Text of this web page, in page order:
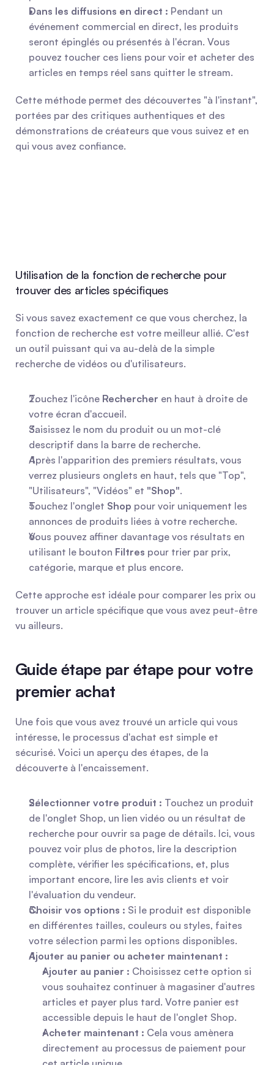
Dans les diffusions en direct : Pendant un
événement commercial en direct, les produits
seront épinglés ou présentés à l'écran. Vous
pouvez toucher ces liens pour voir et acheter des
articles en temps réel sans quitter le stream.
Cette méthode permet des découvertes "à l'instant",
portées par des critiques authentiques et des
démonstrations de créateurs que vous suivez et en
qui vous avez confiance.
Utilisation de la fonction de recherche pour
trouver des articles spécifiques
Si vous savez exactement ce que vous cherchez, la
fonction de recherche est votre meilleur allié. C'est
un outil puissant qui va au-delà de la simple
recherche de vidéos ou d'utilisateurs.
Touchez l'icône Rechercher en haut à droite de
votre écran d'accueil.
Saisissez le nom du produit ou un mot-clé
descriptif dans la barre de recherche.
Après l'apparition des premiers résultats, vous
verrez plusieurs onglets en haut, tels que "Top",
"Utilisateurs", "Vidéos" et "Shop".
Touchez l'onglet Shop pour voir uniquement les
annonces de produits liées à votre recherche.
Vous pouvez affiner davantage vos résultats en
utilisant le bouton Filtres pour trier par prix,
catégorie, marque et plus encore.
Cette approche est idéale pour comparer les prix ou
trouver un article spécifique que vous avez peut-être
vu ailleurs.
Guide étape par étape pour votre
premier achat
Une fois que vous avez trouvé un article qui vous
intéresse, le processus d'achat est simple et
sécurisé. Voici un aperçu des étapes, de la
découverte à l'encaissement.
Sélectionner votre produit : Touchez un produit
de l'onglet Shop, un lien vidéo ou un résultat de
recherche pour ouvrir sa page de détails. Ici, vous
pouvez voir plus de photos, lire la description
complète, vérifier les spécifications, et, plus
important encore, lire les avis clients et voir
l'évaluation du vendeur.
Choisir vos options : Si le produit est disponible
en différentes tailles, couleurs ou styles, faites
votre sélection parmi les options disponibles.
Ajouter au panier ou acheter maintenant :
Ajouter au panier : Choisissez cette option si
vous souhaitez continuer à magasiner d'autres
articles et payer plus tard. Votre panier est
accessible depuis le haut de l'onglet Shop.
Acheter maintenant : Cela vous amènera
directement au processus de paiement pour